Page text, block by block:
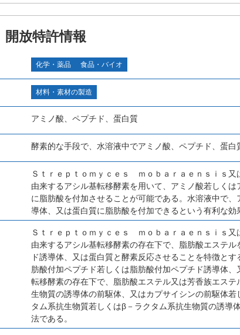
開放特許情報
化学・薬品 食品・バイオ
材料・素材の製造
アミノ酸、ペプチド、蛋白質
酵素的な手段で、水溶液中でアミノ酸、ペプチド、蛋白
Ｓｔｒｅｐｔｏｍｙｃｅｓ ｍｏｂａｒａｅｎｓｉｓ
由来するアシル基転移酵素を用いて、アミノ酸若しく
に脂肪酸を付加させることが可能である。水溶液中で
導体、又は蛋白質に脂肪酸を付加できるという有利な効
Ｓｔｒｅｐｔｏｍｙｃｅｓ ｍｏｂａｒａｅｎｓｉｓ
由来するアシル基転移酵素の存在下で、脂肪酸エステ
ド誘導体、又は蛋白質と酵素反応させることを特徴と
肪酸付加ペプチド若しくは脂肪酸付加ペプチド誘導体
転移酵素の存在下で、脂肪酸エステル又は芳香族エス
生物質の誘導体の前駆体、又はカプサイシンの前駆体
タム系抗生物質若しくはβ－ラクタム系抗生物質の誘導
法である。